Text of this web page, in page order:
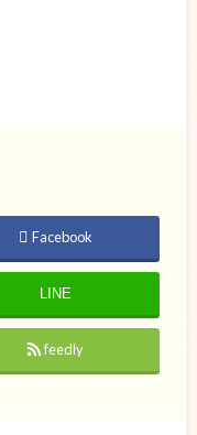
Facebook
LINE
feedly